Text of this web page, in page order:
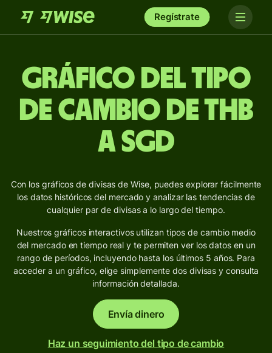
Regístrate
Gráfico del Tipo
de Cambio de THB
a SGD
Con los gráficos de divisas de Wise, puedes explorar fácilmente
los datos históricos del mercado y analizar las tendencias de
cualquier par de divisas a lo largo del tiempo.
Nuestros gráficos interactivos utilizan tipos de cambio medio
del mercado en tiempo real y te permiten ver los datos en un
rango de períodos, incluyendo hasta los últimos 5 años. Para
acceder a un gráfico, elige simplemente dos divisas y consulta
información detallada.
Envía dinero
Haz un seguimiento del tipo de cambio